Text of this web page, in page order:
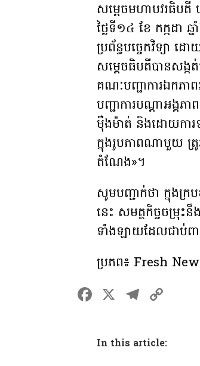
សម្តេចមហាបវរធិបតី
ថ្ងៃទី១៤ ខែ កក្កដា
ប្រព័ន្ធបច្ចេកវិទ្យា
សម្តេចធិបតីបានសង្ក
គណៈបញ្ជាការឯកភាព
បញ្ជាការបណ្តាអង្គភ
ម៉ឺងម៉ាត់ និងដោយការ
ក្នុងរូបភាពណាមួយ ត្រូវ
តំណែង»។
សូមបញ្ជាក់ថា ក្នុងក្រ
នេះ សមត្ថកិច្ចចម្រុះ
ទាំងឡាយដែលជាប់ពា
ប្រភព៖ Fresh
F
ce
b
X T
e
gry
In this article: